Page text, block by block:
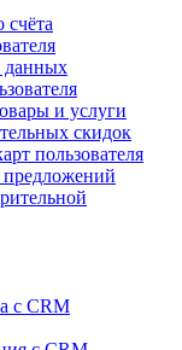
счёта
данных
и услуги
скидок
пользователя
с CRM